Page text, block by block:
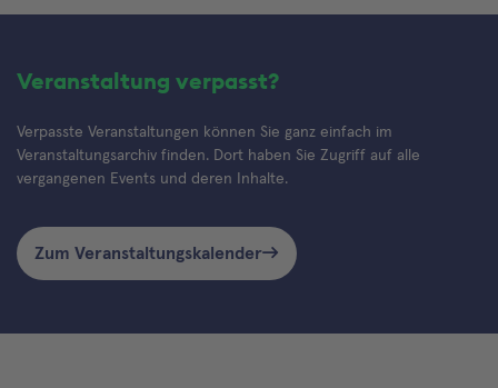
Veranstaltung verpasst?
Verpasste Veranstaltungen können Sie ganz einfach im
Veranstaltungsarchiv finden. Dort haben Sie Zugriff auf alle
vergangenen Events und deren Inhalte.
Zum Veranstaltungskalender